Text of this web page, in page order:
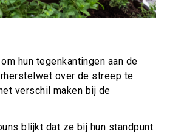
hun tegenkantingen aan de
over de streep te
verschil maken bij de
blijkt dat ze bij hun standpunt